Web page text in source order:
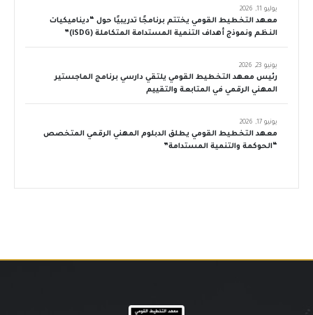
معهد التخطيط القومي يختتم برنامجًا تدريبيًا حول “ديناميكيات
النظم ونموذج أهداف التنمية المستدامة المتكاملة (iSDG)”
يوليو 11, 2026
رئيس معهد التخطيط القومي يلتقي دارسي برنامج الماجستير
المهني الرقمي في المتابعة والتقييم
يونيو 23, 2026
معهد التخطيط القومي يطلق الدبلوم المهني الرقمي المتخصص
“الحوكمة والتنمية المستدامة”
يونيو 17, 2026